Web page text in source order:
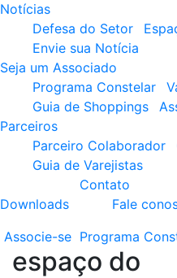
Notícias
Defesa do Setor
Envie sua Notícia
Seja um Associado
Programa Constelar
Guia de Shoppings
Parceiros
Parceiro Colaborador
Guia de Varejistas
Downloads
Contato
Fale
Associe-se Programa
espaço do